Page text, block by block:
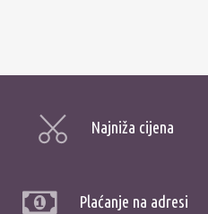
Najniža cijena
Plaćanje na adresi